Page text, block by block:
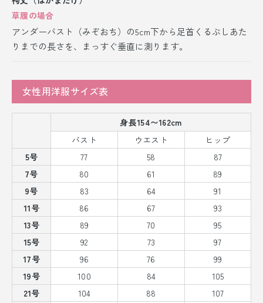
草履の場合
アンダーバスト（みぞおち）の5cm下から足首くるぶしあた
りまでの長さを、まっすぐ垂直に測ります。
女性用洋服サイズ表
身長154〜162cm
バスト
ウエスト
ヒップ
5号
77 58
87
7号
80 61
89
9号
83 64
91
11号
86 67
93
13号
89 70
95
15号
92 73
97
17号
96 76
99
19号
100 84
105
21号
104 88
107